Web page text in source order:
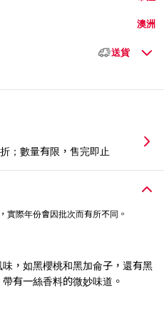
澳洲
送貨
；數量有限，售完即止
實際年份會因批次而有所不同。
，如黑櫻桃和黑加侖子，還有黑
有一絲香料的微妙味道。